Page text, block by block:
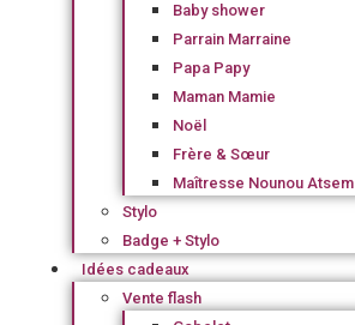
Baby shower
Parrain Marraine
Papa Papy
Maman Mamie
Noël
Frère & Sœur
Maîtresse Nounou Atsem
Stylo
Badge + Stylo
Idées cadeaux
Vente flash